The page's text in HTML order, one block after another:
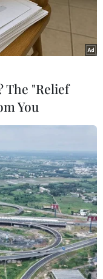
phát)
Chi cục Thủy
hợp các tàu cá
dân Nguyễn
Quảng Phong,
The "Relief
You